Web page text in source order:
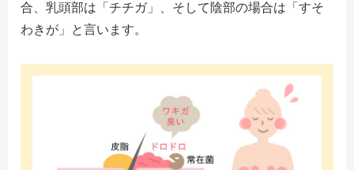
合、乳頭部は「チチガ」、そして陰部の場合は「すそ
わきが」と言います。